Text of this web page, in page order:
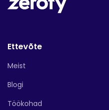
Ettevõte
Meist
Blogi
Töökohad